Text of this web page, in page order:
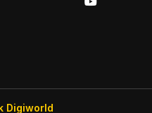
Digiworld